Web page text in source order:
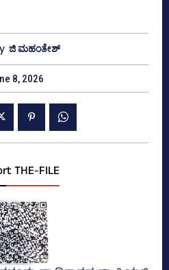
ಜಿ ಮಹಂತೇಶ್
8, 2026
THE-FILE